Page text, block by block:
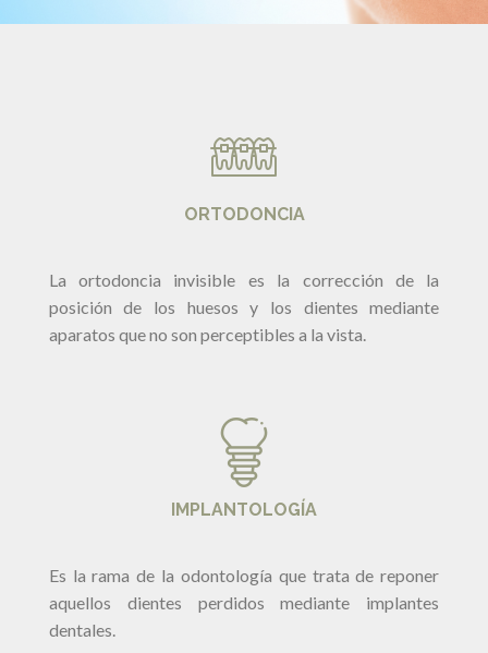
ORTODONCIA
La ortodoncia invisible es la corrección de la
posición de los huesos y los dientes mediante
aparatos que no son perceptibles a la vista.
IMPLANTOLOGÍA
Es la rama de la odontología que trata de reponer
aquellos dientes perdidos mediante implantes
dentales.